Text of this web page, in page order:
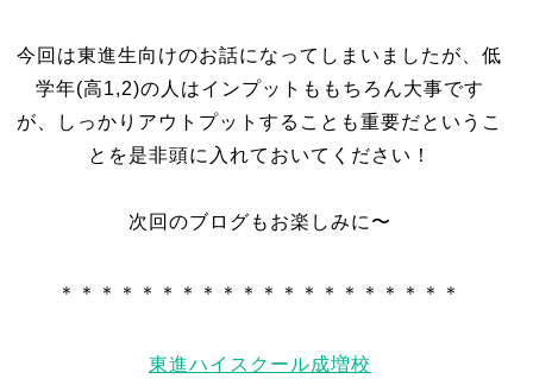
今回は東進生向けのお話になってしまいましたが、低
学年(高1,2)の人はインプットももちろん大事です
が、しっかりアウトプットすることも重要だというこ
とを是非頭に入れておいてください！
次回のブログもお楽しみに〜
＊＊＊＊＊＊＊＊＊＊＊＊＊＊＊＊＊＊＊＊
東進ハイスクール成増校